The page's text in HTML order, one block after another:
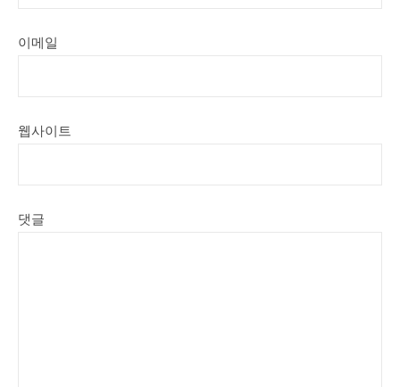
이메일
웹사이트
댓글